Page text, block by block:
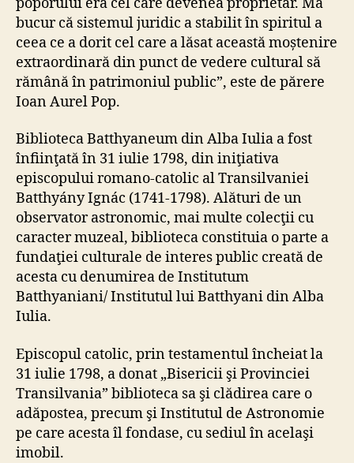
bucur că sistemul juridic a stabilit în spiritul a
ceea ce a dorit cel care a lăsat această moștenire
extraordinară din punct de vedere cultural să
rămână în patrimoniul public”, este de părere
Ioan Aurel Pop.
Biblioteca Batthyaneum din Alba Iulia a fost
înfiinţată în 31 iulie 1798, din iniţiativa
episcopului romano-catolic al Transilvaniei
Batthyány Ignác (1741-1798). Alături de un
observator astronomic, mai multe colecţii cu
caracter muzeal, biblioteca constituia o parte a
fundaţiei culturale de interes public creată de
acesta cu denumirea de Institutum
Batthyaniani/ Institutul lui Batthyani din Alba
Iulia.
Episcopul catolic, prin testamentul încheiat la
31 iulie 1798, a donat „Bisericii şi Provinciei
Transilvania” biblioteca sa şi clădirea care o
adăpostea, precum şi Institutul de Astronomie
pe care acesta îl fondase, cu sediul în acelaşi
imobil.